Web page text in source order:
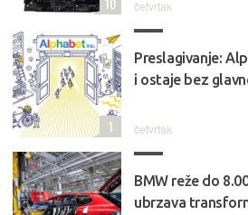
četvrtak
Preslagivanje:
i ostaje bez
četvrtak
1
BMW reže do
ubrzava